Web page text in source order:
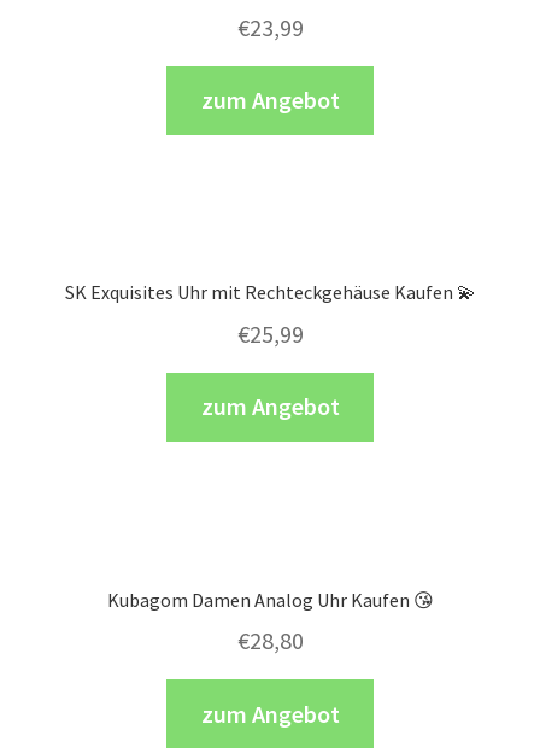
€23,99
zum Angebot
SK Exquisites Uhr mit Rechteckgehäuse Kaufen 💫
€25,99
zum Angebot
Kubagom Damen Analog Uhr Kaufen 😘
€28,80
zum Angebot